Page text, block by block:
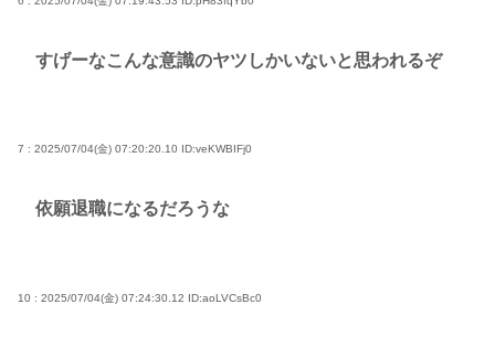
すげーなこんな意識のヤツしかいないと思われるぞ
7 : 2025/07/04(金) 07:20:20.10 ID:veKWBIFj0
依願退職になるだろうな
10 : 2025/07/04(金) 07:24:30.12 ID:aoLVCsBc0